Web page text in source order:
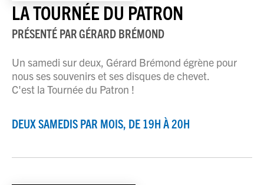
LA TOURNÉE DU PATRON
PRÉSENTÉ PARGÉRARD BRÉMOND
Un samedi sur deux, Gérard Brémond égrène pour
nous ses souvenirs et ses disques de chevet.
C'est la Tournée du Patron !
DEUX SAMEDIS PAR MOIS, DE 19H À 20H